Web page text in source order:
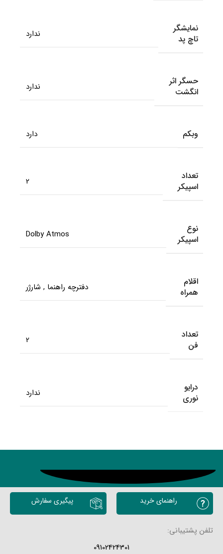
نمایشگر
تاچ پد
ندارد
حسگر اثر
انگشت
ندارد
وبکم دارد
تعداد
اسپیکر
2
نوع
اسپیکر
Dolby Atmos
اقلام
همراه
دفترچه راهنما , شارژر
تعداد
فن
2
درایو
نوری
ندارد
محصولات مشابه
راهنمای خرید پیگیری سفارش
تلفن پشتیبانی:
09102424301